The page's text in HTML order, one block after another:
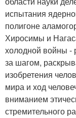
испытания
полигоне
Хиросимы и
холодной войны -
за шагом,
изобретения
мира и ход
вниманием
стремительного